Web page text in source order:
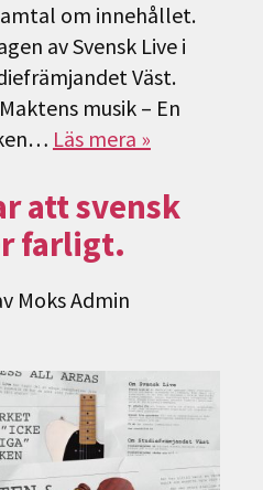
om innehållet.
av Svensk Live i
Väst.
musik – En
Läs mera »
att svensk
farligt.
Moks Admin